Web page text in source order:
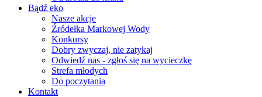
Bądź eko
Nasze akcje
Źródełka Markowej Wody
Konkursy
Dobry zwyczaj, nie zatykaj
Odwiedź nas - zgłoś się na wycieczkę
Strefa młodych
Do poczytania
Kontakt